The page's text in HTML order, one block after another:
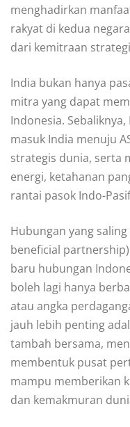
menghadirkan
rakyat di kedua
dari kemitraan
India bukan hanya
mitra yang dapat
Indonesia.
masuk India menuju
strategis dunia, serta
energi, ketahanan
rantai pasok Indo-
Hubungan yang
beneficial
baru hubungan
boleh lagi hanya
atau angka
jauh lebih penting
tambah bersama,
membentuk pusat
mampu memberikan
dan kemakmuran